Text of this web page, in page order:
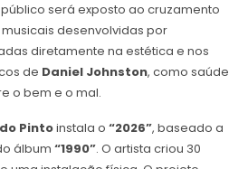
será exposto ao cruzamento
desenvolvidas por
diretamente na estética e nos
de Daniel Johnston, como saúde
o bem e o mal.
Pintoinstala o “2026”, baseado a
álbum “1990”. O artista criou 30